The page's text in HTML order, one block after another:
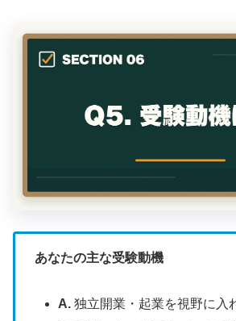
あなたの主な受験動機
A. 独立開業・起業を視野に入